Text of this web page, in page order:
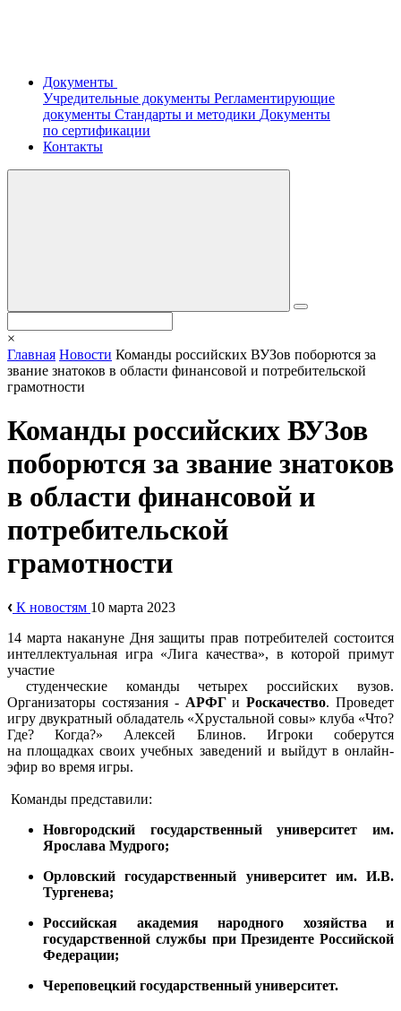
Документы
Учредительные документы Регламентирующие
документы Стандарты и методики Документы
по сертификации
Контакты
×
Главная Новости Команды российских ВУЗов поборются за
звание знатоков в области финансовой и потребительской
грамотности
Команды российских ВУЗов
поборются за звание знатоков
в области финансовой и
потребительской
грамотности
К новостям 10 марта 2023
14 марта накануне Дня защиты прав потребителей состоится
интеллектуальная игра «Лига качества», в которой примут
участие
студенческие команды четырех российских вузов.
Организаторы состязания - АРФГиРоскачество. Проведет
игру двукратный обладатель «Хрустальной совы» клуба «Что?
Где? Когда?» Алексей Блинов. Игроки соберутся
на площадках своих учебных заведений и выйдут в онлайн-
эфир во время игры.
Команды представили:
Новгородский государственный университет им.
Ярослава Мудрого;
Орловский государственный университет им. И.В.
Тургенева;
Российская академия народного хозяйства и
государственной службы при Президенте Российской
Федерации;
Череповецкий государственный университет.